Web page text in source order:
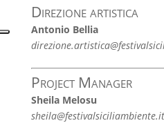
Direzione artistica
Antonio Bellia
Project Manager
Sheila Melosu
sheila@festivalsiciliambiente.it